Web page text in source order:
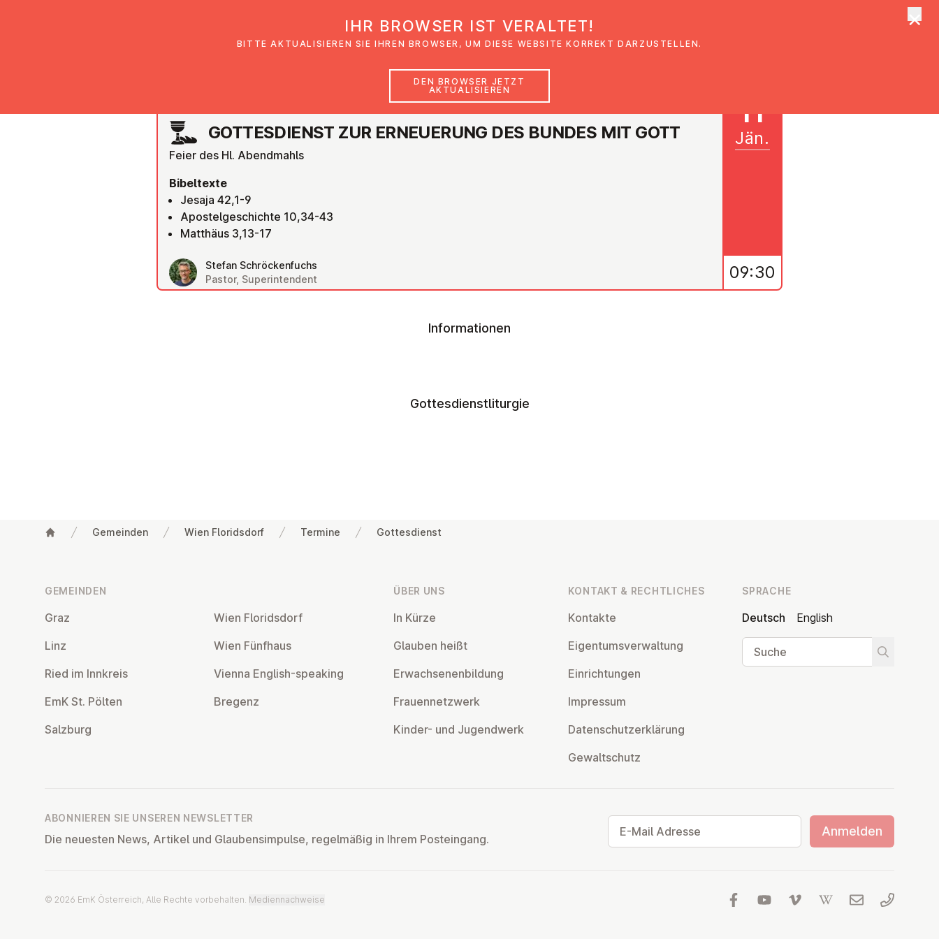
Glaubensimpulse News Veranstaltungen
GOT­TES­DIENST ZUR ER­NEUE­RUNG DES BUNDES MIT GOTT
Feier des Hl. Abendmahls
Bibeltexte
Jesaja 42,1-9
Apostelgeschichte 10,34-43
Matthäus 3,13-17
Stefan Schröckenfuchs
Pastor, Superintendent
11
Jän.
09:30
Informationen
Gottesdienstliturgie
Gemeinden Wien Floridsdorf Termine Gottesdienst
GEMEINDEN
Graz
Linz
Ried im Innkreis
EmK St. Pölten
Salzburg
Wien Flo­rids­dorf
Wien Fünfhaus
Vienna English-speaking
Bregenz
ÜBER UNS
In Kürze
Glauben heißt
Er­wach­se­nen­bil­dung
Frau­en­netz­werk
Kinder- und Ju­gend­werk
KONTAKT & RECHT­LI­CHES
Kontakte
Ei­gen­tums­ver­wal­tung
Ein­rich­tun­gen
Impressum
Da­ten­schutz­er­klä­rung
Ge­walt­schutz
SPRACHE
Deutsch
English
Suche
Suche
ABONNIEREN SIE UNSEREN NEWSLETTER
Die neuesten News, Artikel und Glaubensimpulse, regelmäßig in Ihrem Posteingang.
Anmelden
© 2026 EmK Österreich, Alle Rechte vorbehalten. Mediennachweise
IHR BROWSER IST VERALTET!
BITTE AKTUALISIEREN SIE IHREN BROWSER, UM DIESE WEBSITE KORREKT DARZUSTELLEN.
DEN BROWSER JETZT
AKTUALISIEREN
×